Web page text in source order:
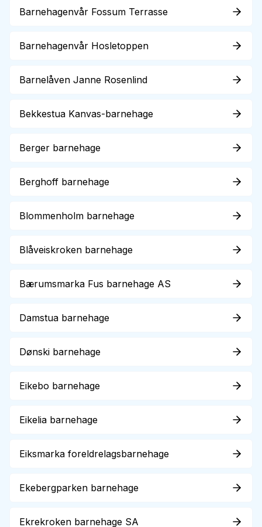
Barnehagenvår Fossum Terrasse
Barnehagenvår Hosletoppen
Barnelåven Janne Rosenlind
Bekkestua Kanvas-barnehage
Berger barnehage
Berghoff barnehage
Blommenholm barnehage
Blåveiskroken barnehage
Bærumsmarka Fus barnehage AS
Damstua barnehage
Dønski barnehage
Eikebo barnehage
Eikelia barnehage
Eiksmarka foreldrelagsbarnehage
Ekebergparken barnehage
Ekrekroken barnehage SA